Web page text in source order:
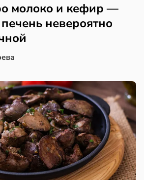
молоко и кефир —
невероятно